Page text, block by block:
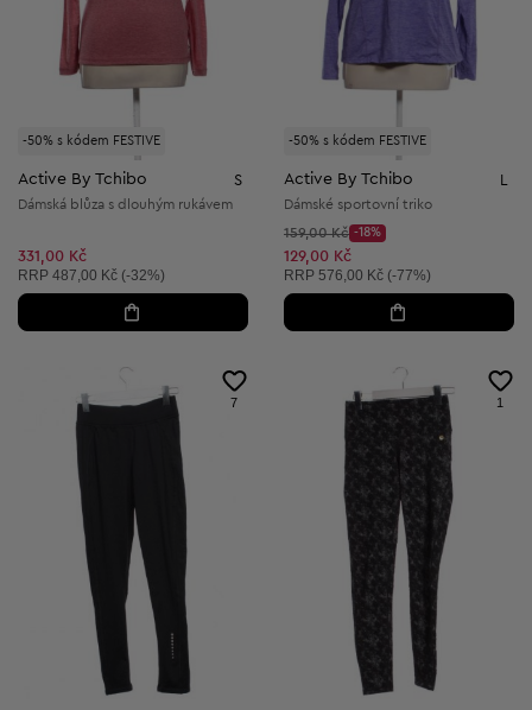
-50% s kódem FESTIVE
Active By Tchibo S
Dámská blůza s dlouhým rukávem
331,00 Kč
Doporučená cena:
RRP 487,00 Kč (-32%)
-50% s kódem FESTIVE
Active By Tchibo
Dámské sportovní triko
Původní cena:
159,00 Kč
Discount Price:
-18%
Snížená cena:
129,00 Kč
Doporučená cena:
RRP 576,00 Kč (-77%)
7 1